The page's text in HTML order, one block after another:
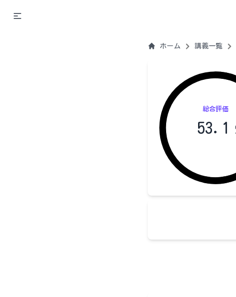
ホーム 講義一覧
総合評価
53.1